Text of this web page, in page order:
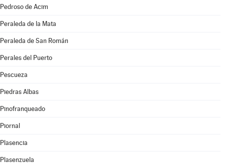
Pedroso de Acim
Peraleda de la Mata
Peraleda de San Román
Perales del Puerto
Pescueza
Piedras Albas
Pinofranqueado
Piornal
Plasencia
Plasenzuela